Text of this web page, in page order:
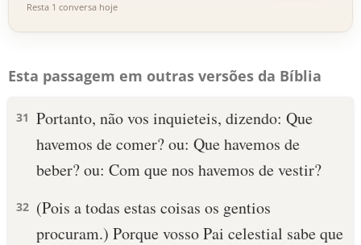
Resta 1 conversa hoje
Esta passagem em outras versões da Bíblia
31 Portanto, não vos inquieteis, dizendo: Que
havemos de comer? ou: Que havemos de
beber? ou: Com que nos havemos de vestir?
32 (Pois a todas estas coisas os gentios
procuram.) Porque vosso Pai celestial sabe que